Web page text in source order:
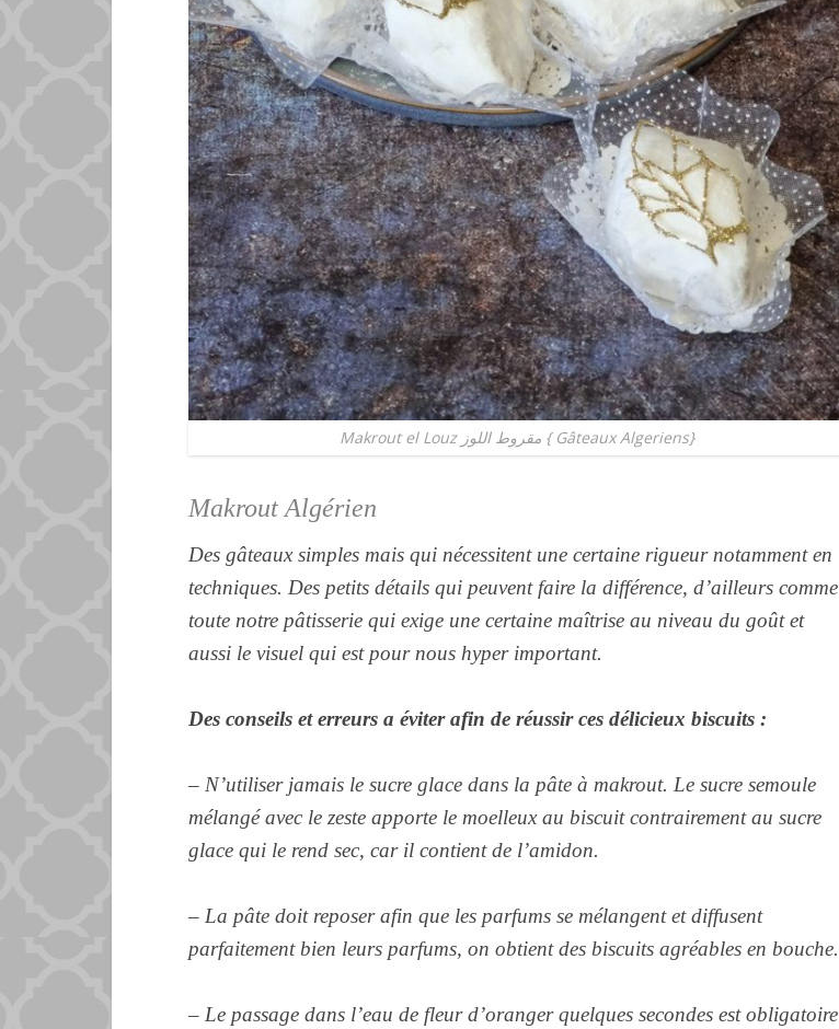
Makrout el Louz مقروط اللوز { Gâteaux Algeriens}
Makrout Algérien
Des gâteaux simples mais qui nécessitent une certaine rigueur notamment en
techniques. Des petits détails qui peuvent faire la différence, d’ailleurs comme
toute notre pâtisserie qui exige une certaine maîtrise au niveau du goût et
aussi le visuel qui est pour nous hyper important.
Des conseils et erreurs a éviter afin de réussir ces délicieux biscuits :
– N’utiliser jamais le sucre glace dans la pâte à makrout. Le sucre semoule
mélangé avec le zeste apporte le moelleux au biscuit contrairement au sucre
glace qui le rend sec, car il contient de l’amidon.
– La pâte doit reposer afin que les parfums se mélangent et diffusent
parfaitement bien leurs parfums, on obtient des biscuits agréables en bouche.
– Le passage dans l’eau de fleur d’oranger quelques secondes est obligatoire